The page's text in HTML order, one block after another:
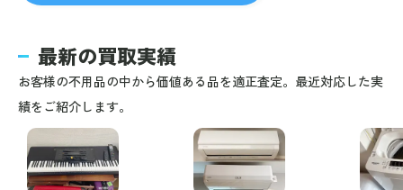
最新の買取実績
お客様の不用品の中から価値ある品を適正査定。最近対応した実
績をご紹介します。